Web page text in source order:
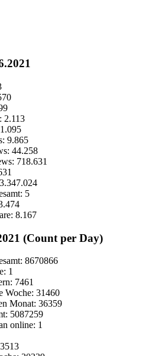
2.113
1.095
9.865
44.258
718.631
3.347.024
5
8.167
(Count per Day)
8670866
1
7461
Woche: 31460
Monat: 36359
5087259
online: 1